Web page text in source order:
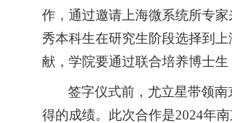
作，通过邀请上海微系统所专
秀本科生在研究生阶段选择到
献，学院要通过联合培养博士
签字仪式前，尤立星带领
得的成绩。 此次合作是2024年